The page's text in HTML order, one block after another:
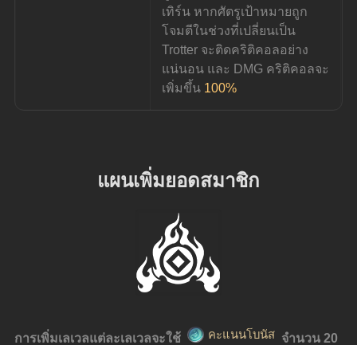
เทิร์น หากศัตรูเป้าหมายถูก
โจมตีในช่วงที่เปลี่ยนเป็น
Trotter จะติดคริติคอลอย่าง
แน่นอน และ DMG คริติคอลจะ
เพิ่มขึ้น 100%
แผนเพิ่มยอดสมาชิก
การเพิ่มเลเวลแต่ละเลเวลจะใช้ คะแนนโบนัส จำนวน 20